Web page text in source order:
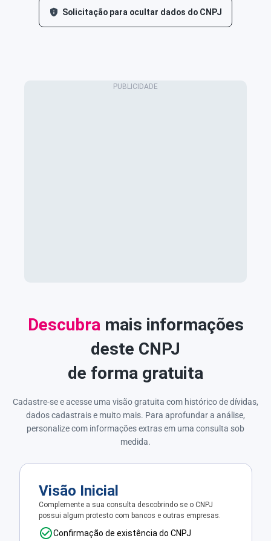
Solicitação para ocultar dados do CNPJ
Descubra mais informações
deste CNPJ
de forma gratuita
Cadastre-se e acesse uma visão gratuita com histórico de dívidas,
dados cadastrais e muito mais. Para aprofundar a análise,
personalize com informações extras em uma consulta sob
medida.
Visão Inicial
Complemente a sua consulta descobrindo se o CNPJ
possui algum protesto com bancos e outras empresas.
Confirmação de existência do CNPJ